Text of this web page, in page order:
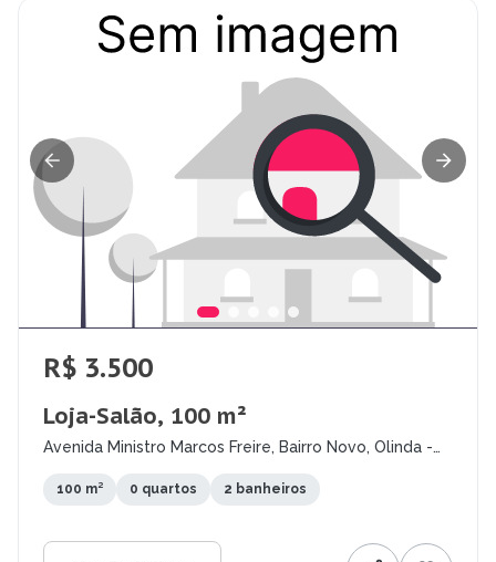
R$ 3.500
Loja-Salão, 100 m²
Avenida Ministro Marcos Freire, Bairro Novo, Olinda -
100 m² 0 quartos 2 banheiros